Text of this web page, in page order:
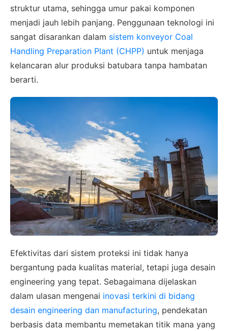
struktur utama, sehingga umur pakai komponen
menjadi jauh lebih panjang. Penggunaan teknologi ini
sangat disarankan dalam sistem konveyor Coal
Handling Preparation Plant (CHPP) untuk menjaga
kelancaran alur produksi batubara tanpa hambatan
berarti.
Efektivitas dari sistem proteksi ini tidak hanya
bergantung pada kualitas material, tetapi juga desain
engineering yang tepat. Sebagaimana dijelaskan
dalam ulasan mengenai inovasi terkini di bidang
desain engineering dan manufacturing, pendekatan
berbasis data membantu memetakan titik mana yang